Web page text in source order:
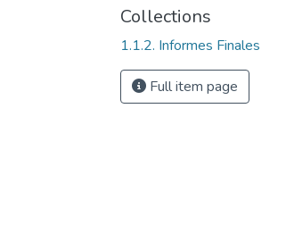
Collections
1.1.2. Informes Finales
Full item page